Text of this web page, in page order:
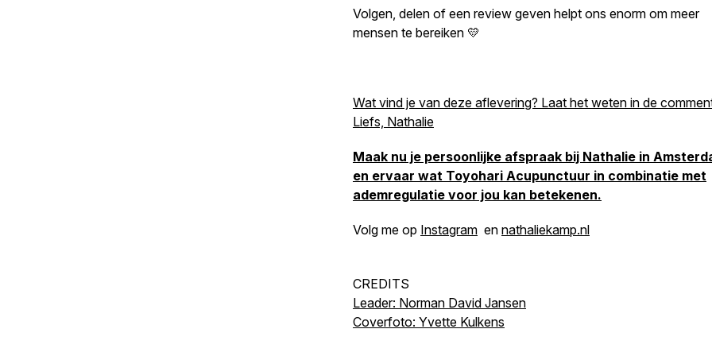
Volgen, delen of een review geven helpt ons enorm om meer
mensen te bereiken 💛
Wat vind je van deze aflevering? Laat het weten in de
Liefs, Nathalie
Maak nu je persoonlijke afspraak bij Nathalie in
en ervaar wat Toyohari Acupunctuur in combinatie met
ademregulatie voor jou kan betekenen.
Volg me op Instagram en nathaliekamp.nl
CREDITS
Leader: Norman David Jansen
Coverfoto: Yvette Kulkens